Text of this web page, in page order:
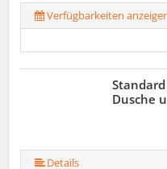
Verfügbarkeiten
Dusche
Details